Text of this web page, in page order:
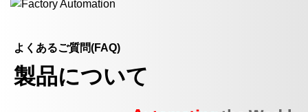
よくあるご質問(FAQ)
製品について